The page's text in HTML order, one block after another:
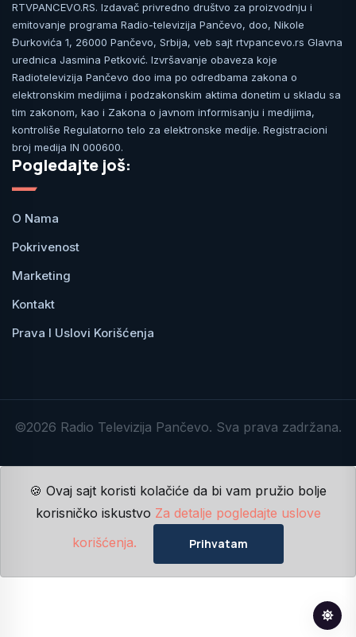
RTVPANCEVO.RS. Izdavač privredno društvo za proizvodnju i
emitovanje programa Radio-televizija Pančevo, doo, Nikole
Đurkovića 1, 26000 Pančevo, Srbija, veb sajt rtvpancevo.rs Glavna
urednica Jasmina Petković. Izvršavanje obaveza koje
Radiotelevizija Pančevo doo ima po odredbama zakona o
elektronskim medijima i podzakonskim aktima donetim u skladu sa
tim zakonom, kao i Zakona o javnom informisanju i medijima,
kontroliše Regulatorno telo za elektronske medije. Registracioni
broj medija IN 000600.
Pogledajte još:
O Nama
Pokrivenost
Marketing
Kontakt
Prava I Uslovi Korišćenja
©2026 Radio Televizija Pančevo. Sva prava zadržana.
🍪 Ovaj sajt koristi kolačiće da bi vam pružio bolje
korisničko iskustvo Za detalje pogledajte uslove
korišćenja.
Prihvatam